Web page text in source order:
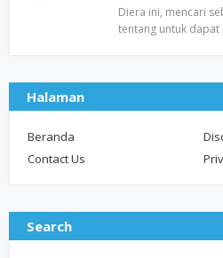
Diera ini, mencari
tentang untuk dapat
Halaman
Beranda
Contact Us
Search